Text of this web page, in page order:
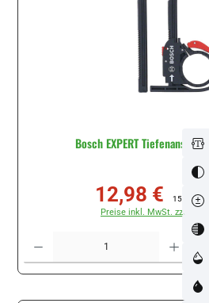
Bosch EXPERT
Verkaufspreis:
12,98 € Regulärer
15,12 €
Preise inkl. MwSt. zzgl.
Produkt Anzahl: Gib den gewünschten Wert